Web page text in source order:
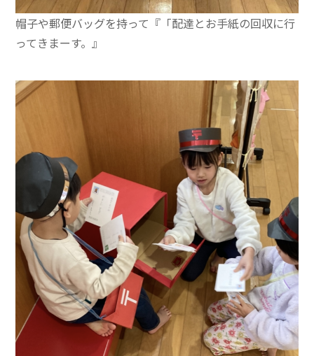
帽子や郵便バッグを持って『「配達とお手紙の回収に行
ってきまーす。』